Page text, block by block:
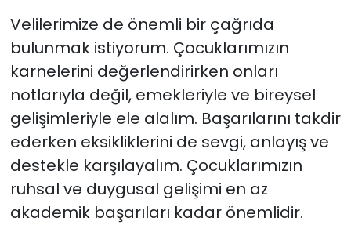
Velilerimize de önemli bir çağrıda
bulunmak istiyorum. Çocuklarımızın
karnelerini değerlendirirken onları
notlarıyla değil, emekleriyle ve bireysel
gelişimleriyle ele alalım. Başarılarını takdir
ederken eksikliklerini de sevgi, anlayış ve
destekle karşılayalım. Çocuklarımızın
ruhsal ve duygusal gelişimi en az
akademik başarıları kadar önemlidir.